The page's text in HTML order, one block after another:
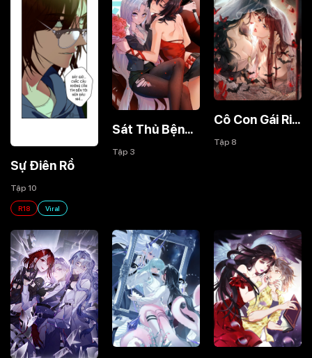
Sự Điên Rồ
Tập 10
R18 Viral
Sát Thủ Bệnh Kiều Muốn Làm Cẩu Của Tôi
Tập 3
Cô Con Gái Riêng Của Tôi Hôm Nay Muốn Hủy Diệt Thế Giới
Tập 8